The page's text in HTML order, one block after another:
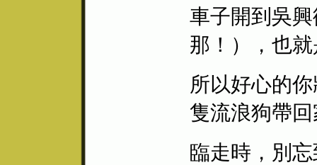
車子開到吳
那！），也
所以好心的
隻流浪狗帶
臨走時，別